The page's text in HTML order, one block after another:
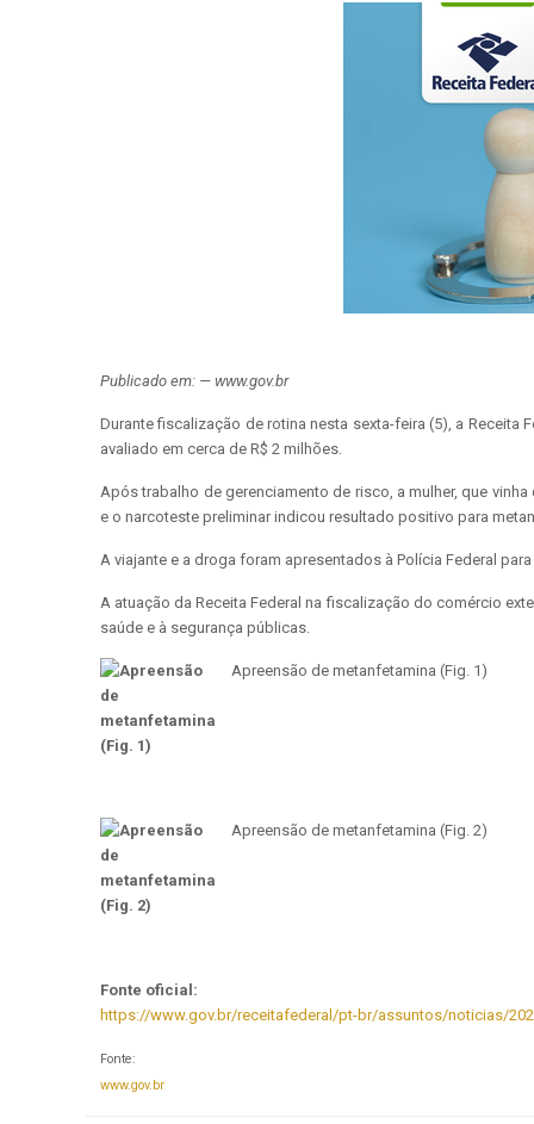
Publicado em: — www.gov.br
Durante fiscalização de rotina nesta sexta-feira (5), a Receita
avaliado em cerca de R$ 2 milhões.
Após trabalho de gerenciamento de risco, a mulher, que
e o narcoteste preliminar indicou resultado positivo para
A viajante e a droga foram apresentados à Polícia Federal
A atuação da Receita Federal na fiscalização do comércio
saúde e à segurança públicas.
Apreensão de metanfetamina (Fig. 1)
Apreensão de metanfetamina (Fig. 2)
Fonte oficial:
https://www.gov.br/receitafederal/pt-br/assuntos/noticias/
Fonte:
www.gov.br